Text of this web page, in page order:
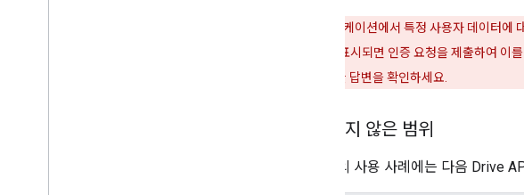
공개 애플리케이션에서 특정 사용자 데이터에
이 표시되면 인증 요청을 제출하여 이
에 대한 답변을 확인하세요.
민감하지 않은 범위
대부분의 사용 사례에는 다음 Drive